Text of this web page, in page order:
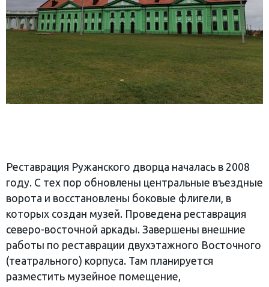
Реставрация Ружанского дворца началась в 2008
году. С тех пор обновлены центральные въездные
ворота и восстановлены боковые флигели, в
которых создан музей. Проведена реставрация
северо-восточной аркады. Завершены внешние
работы по реставрации двухэтажного Восточного
(театрального) корпуса. Там планируется
разместить музейное помещение,